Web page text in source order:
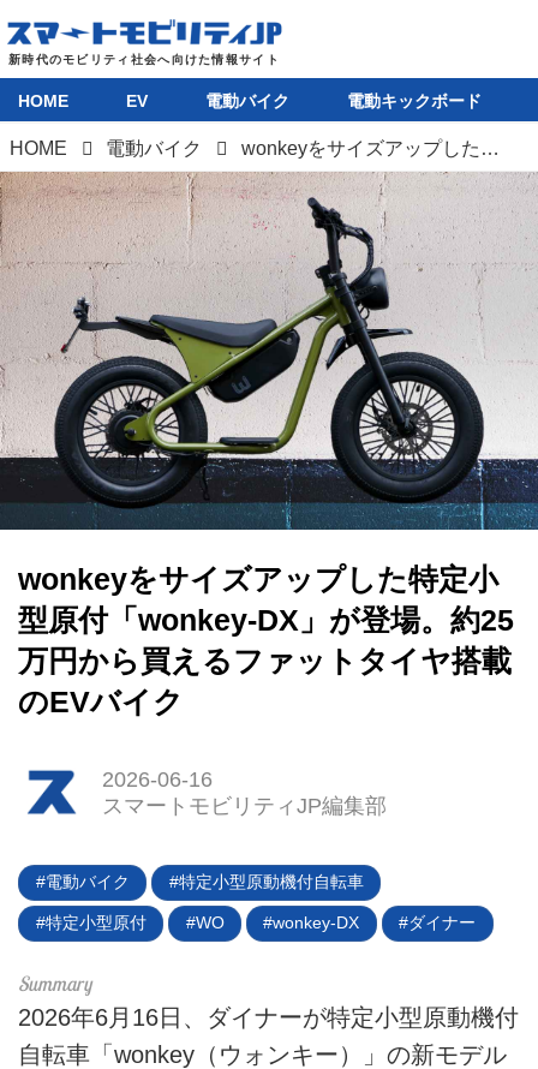
HOME
EV
電動キックボード
HOME EV 電動バイク 電動キックボード
HOME 電動バイク wonkeyをサイズアップした特定小型原付「wonkey-DX」が登場。約25万円から買えるファットタイヤ搭載のEVバイク
wonkeyをサイズアップした特定小
型原付「wonkey-DX」が登場。約25
万円から買えるファットタイヤ搭載
のEVバイク
2026-06-16
スマートモビリティJP編集部
電動バイク 特定小型原動機付自転車
特定小型原付 WO wonkey-DX ダイナー
2026年6月16日、ダイナーが特定小型原動機付
自転車「wonkey（ウォンキー）」の新モデル